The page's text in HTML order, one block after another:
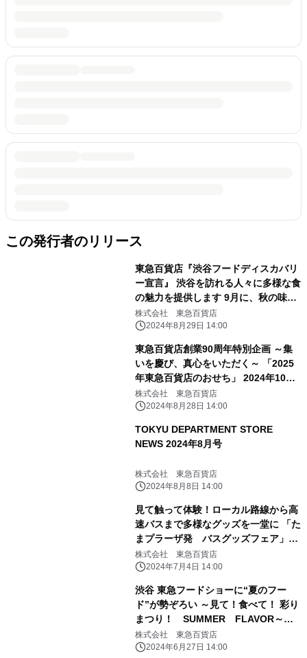
この発行者のリリース
東急百貨店『渋谷フードディスカバリ
ー宣言』 渋谷を訪れる人々に多様な食
の魅力を提供します 9月に、秋の味覚
を取り揃えた「SHIBUYA FOOD
DUNGEON」を開催！
株式会社 東急百貨店
2024年8月29日 14:00
東急百貨店創業90周年特別企画 ～集
いを慶び、真心をいただく～ 「2025
年東急百貨店のおせち」 2024年10月1
日（火）から承り開始
株式会社 東急百貨店
2024年8月28日 14:00
TOKYU DEPARTMENT STORE
NEWS 2024年8月号
株式会社 東急百貨店
2024年8月8日 14:00
見て触って体験！ローカル路線から高
速バスまで多様なグッズを一堂に 「た
まプラーザ発 バスグッズフェア」を
開催
株式会社 東急百貨店
2024年7月4日 14:00
渋谷 東急フードショーに“夏のフー
ド”が勢ぞろい ～見て！食べて！ 彩り
まつり！ SUMMER FLAVOR～
「Foodshow Special Week」開催
株式会社 東急百貨店
2024年6月27日 14:00